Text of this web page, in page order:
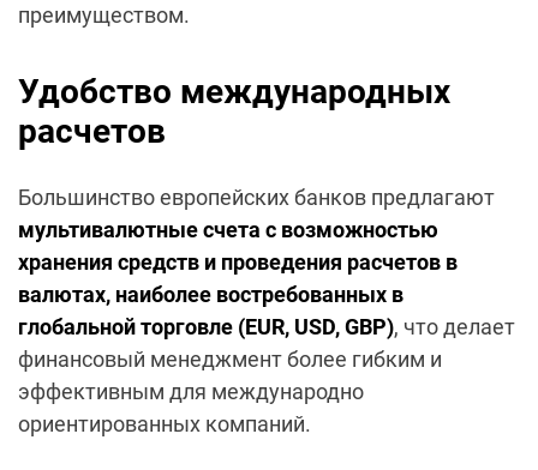
преимуществом.
Удобство международных
расчетов
Большинство европейских банков предлагают
мультивалютные счета с возможностью
хранения средств и проведения расчетов в
валютах, наиболее востребованных в
глобальной торговле (EUR, USD, GBP), что делает
финансовый менеджмент более гибким и
эффективным для международно
ориентированных компаний.